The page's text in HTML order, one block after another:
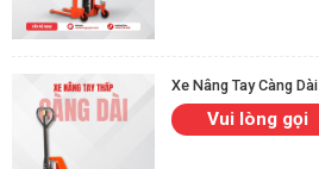
Xe Nâng Tay Càng Dài
Vui lòng gọi